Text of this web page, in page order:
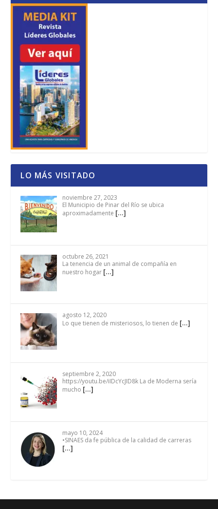
LO MÁS VISITADO
noviembre 27, 2023
El Municipio de Pinar del Río se ubica
aproximadamente […]
octubre 26, 2021
La tenencia de un animal de compañía en
nuestro hogar […]
agosto 12, 2020
Lo que tienen de misteriosos, lo tienen de […]
septiembre 2, 2020
https://youtu.be/iIDcYcJID8k La de Moderna sería
mucho […]
mayo 10, 2024
•SINAES da fe pública de la calidad de carreras
[…]